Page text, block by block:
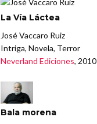
La Vía Láctea
José Vaccaro Ruiz
Intriga, Novela, Terror
Neverland Ediciones, 2010
Bala morena